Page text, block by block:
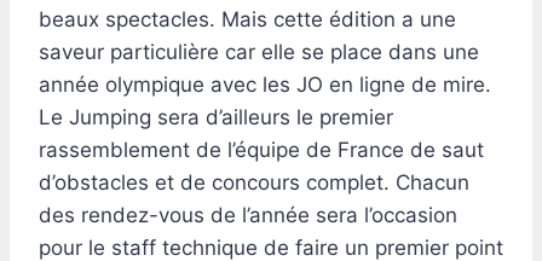
beaux spectacles. Mais cette édition a une
saveur particulière car elle se place dans une
année olympique avec les JO en ligne de mire.
Le Jumping sera d’ailleurs le premier
rassemblement de l’équipe de France de saut
d’obstacles et de concours complet. Chacun
des rendez-vous de l’année sera l’occasion
pour le staff technique de faire un premier point